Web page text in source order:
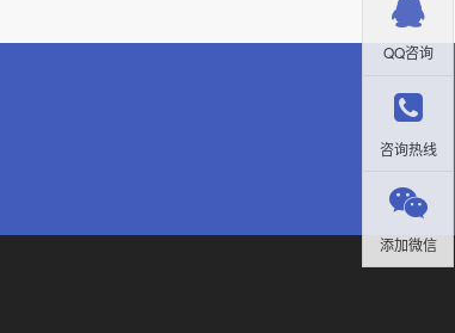
QQ咨询
咨询热线
添加微信